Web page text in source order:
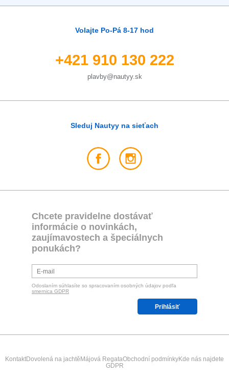
Volajte Po-Pá 8-17 hod
+421 910 130 222
plavby@nautyy.sk
Sleduj Nautyy na sieťach
Chcete pravidelne dostávať
informácie o novinkách,
zaujímavostech a špeciálnych
ponukách?
Odoslaním súhlasíte so spracovaním osobných údajov podľa
smernica GDPR
Prihlásiť
KontaktDovolená na jachtěMájová RegataObchodní podmínkyKde nás najdete
GDPR